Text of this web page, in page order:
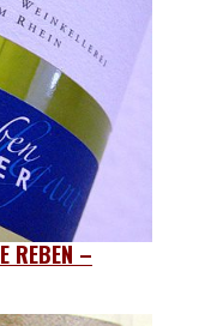
REBEN –